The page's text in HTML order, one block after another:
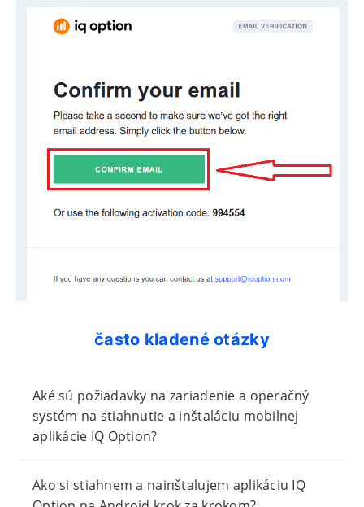
často kladené otázky
Aké sú požiadavky na zariadenie a operačný
systém na stiahnutie a inštaláciu mobilnej
aplikácie IQ Option?
Ako si stiahnem a nainštalujem aplikáciu IQ